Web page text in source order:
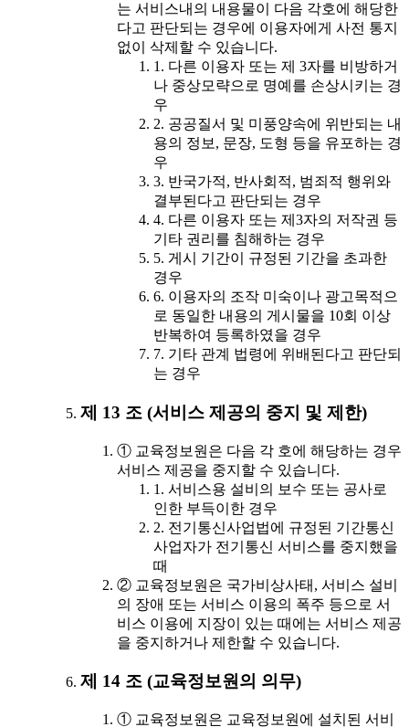
는 서비스내의 내용물이 다음 각호에 해당한
다고 판단되는 경우에 이용자에게 사전 통지
없이 삭제할 수 있습니다.
1. 다른 이용자 또는 제 3자를 비방하거
나 중상모략으로 명예를 손상시키는 경
우
2. 공공질서 및 미풍양속에 위반되는 내
용의 정보, 문장, 도형 등을 유포하는 경
우
3. 반국가적, 반사회적, 범죄적 행위와
결부된다고 판단되는 경우
4. 다른 이용자 또는 제3자의 저작권 등
기타 권리를 침해하는 경우
5. 게시 기간이 규정된 기간을 초과한
경우
6. 이용자의 조작 미숙이나 광고목적으
로 동일한 내용의 게시물을 10회 이상
반복하여 등록하였을 경우
7. 기타 관계 법령에 위배된다고 판단되
는 경우
제 13 조 (서비스 제공의 중지 및 제한)
① 교육정보원은 다음 각 호에 해당하는 경우
서비스 제공을 중지할 수 있습니다.
1. 서비스용 설비의 보수 또는 공사로
인한 부득이한 경우
2. 전기통신사업법에 규정된 기간통신
사업자가 전기통신 서비스를 중지했을
때
② 교육정보원은 국가비상사태, 서비스 설비
의 장애 또는 서비스 이용의 폭주 등으로 서
비스 이용에 지장이 있는 때에는 서비스 제공
을 중지하거나 제한할 수 있습니다.
제 14 조 (교육정보원의 의무)
① 교육정보원은 교육정보원에 설치된 서비